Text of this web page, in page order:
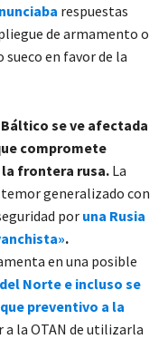
respuestas
de armamento o
en favor de la
se ve afectada
compromete
frontera rusa. La
generalizado con
por una Rusia
.
en una posible
Norte e incluso se
preventivo a la
a la OTAN de utilizarla